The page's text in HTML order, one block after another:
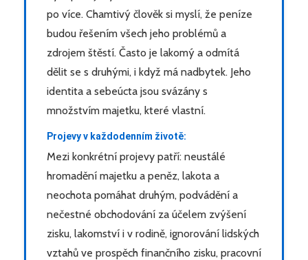
po více. Chamtivý člověk si myslí, že peníze
budou řešením všech jeho problémů a
zdrojem štěstí. Často je lakomý a odmítá
dělit se s druhými, i když má nadbytek. Jeho
identita a sebeúcta jsou svázány s
množstvím majetku, které vlastní.
Projevy v každodenním životě:
Mezi konkrétní projevy patří: neustálé
hromadění majetku a peněz, lakota a
neochota pomáhat druhým, podvádění a
nečestné obchodování za účelem zvýšení
zisku, lakomství i v rodině, ignorování lidských
vztahů ve prospěch finančního zisku, pracovní